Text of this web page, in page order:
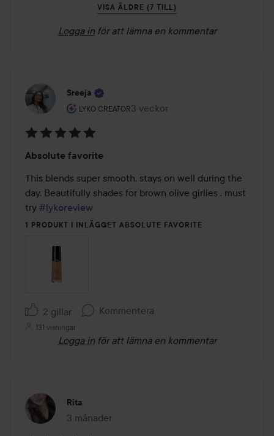
VISA ÄLDRE (7 TILL)
Logga in för att lämna en kommentar
Sreeja
LYKO CREATOR
Användarens roll: Lyko Creator.
3 veckor
Inlägget skapades 3 veckor
5
av
5
Absolute favorite
This blends super smooth, stays on well during the
day. Beautifully shades for brown olive girlies , must
try #lykoreview
1 PRODUKT I INLÄGGET ABSOLUTE FAVORITE
2 gillar Kommentera
131 visningar
Logga in för att lämna en kommentar
Rita
3 månader
Inlägget skapades 3 månader